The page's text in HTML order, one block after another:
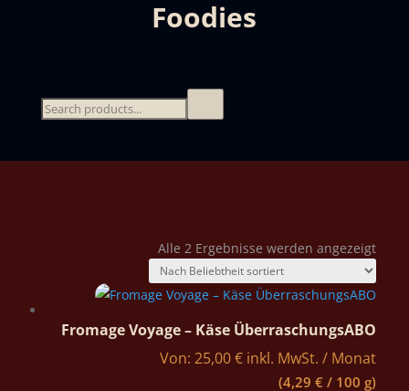
Foodies
Alle 2 Ergebnisse werden angezeigtNach
Fromage Voyage – Käse ÜberraschungsABO
Von: 25,00€ inkl. MwSt. / Monat
(4,29 € / 100 g)